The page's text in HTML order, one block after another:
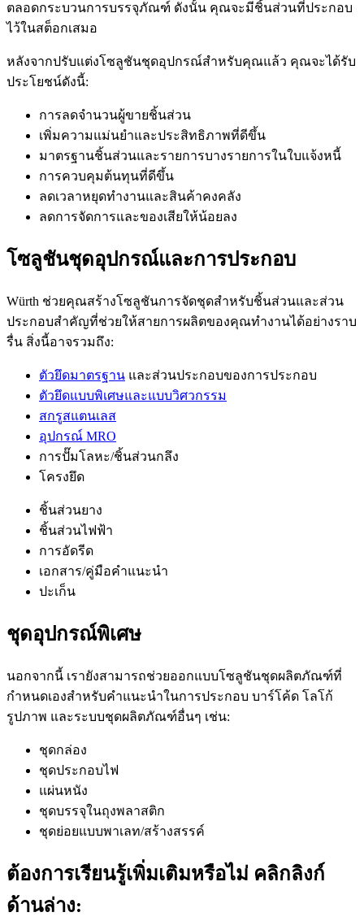
ตลอดกระบวนการบรรจุภัณฑ์ ดังนั้น คุณจะมีชิ้นส่วนที่ประกอบ
ไว้ในสต็อกเสมอ
หลังจากปรับแต่งโซลูชันชุดอุปกรณ์สำหรับคุณแล้ว คุณจะได้รับ
ประโยชน์ดังนี้:
การลดจำนวนผู้ขายชิ้นส่วน
เพิ่มความแม่นยำและประสิทธิภาพที่ดีขึ้น
มาตรฐานชิ้นส่วนและรายการบางรายการในใบแจ้งหนี้
การควบคุมต้นทุนที่ดีขึ้น
ลดเวลาหยุดทำงานและสินค้าคงคลัง
ลดการจัดการและของเสียให้น้อยลง
โซลูชันชุดอุปกรณ์และการประกอบ
Würth ช่วยคุณสร้างโซลูชันการจัดชุดสำหรับชิ้นส่วนและส่วน
ประกอบสำคัญที่ช่วยให้สายการผลิตของคุณทำงานได้อย่างราบ
รื่น สิ่งนี้อาจรวมถึง:
ตัวยึดมาตรฐาน และส่วนประกอบของการประกอบ
ตัวยึดแบบพิเศษและแบบวิศวกรรม
สกรูสแตนเลส
อุปกรณ์ MRO
การปั๊มโลหะ/ชิ้นส่วนกลึง
โครงยึด
ชิ้นส่วนยาง
ชิ้นส่วนไฟฟ้า
การอัดรีด
เอกสาร/คู่มือคำแนะนำ
ปะเก็น
ชุดอุปกรณ์พิเศษ
นอกจากนี้ เรายังสามารถช่วยออกแบบโซลูชันชุดผลิตภัณฑ์ที่
กำหนดเองสำหรับคำแนะนำในการประกอบ บาร์โค้ด โลโก้
รูปภาพ และระบบชุดผลิตภัณฑ์อื่นๆ เช่น:
ชุดกล่อง
ชุดประกอบไฟ
แผ่นหนัง
ชุดบรรจุในถุงพลาสติก
ชุดย่อยแบบพาเลท/สร้างสรรค์
ต้องการเรียนรู้เพิ่มเติมหรือไม่ คลิกลิงก์
ด้านล่าง: